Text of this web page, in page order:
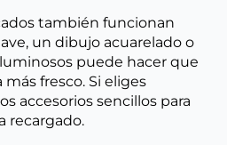
también funcionan
un dibujo acuarelado o
puede hacer que
fresco. Si eliges
accesorios sencillos para
recargado.